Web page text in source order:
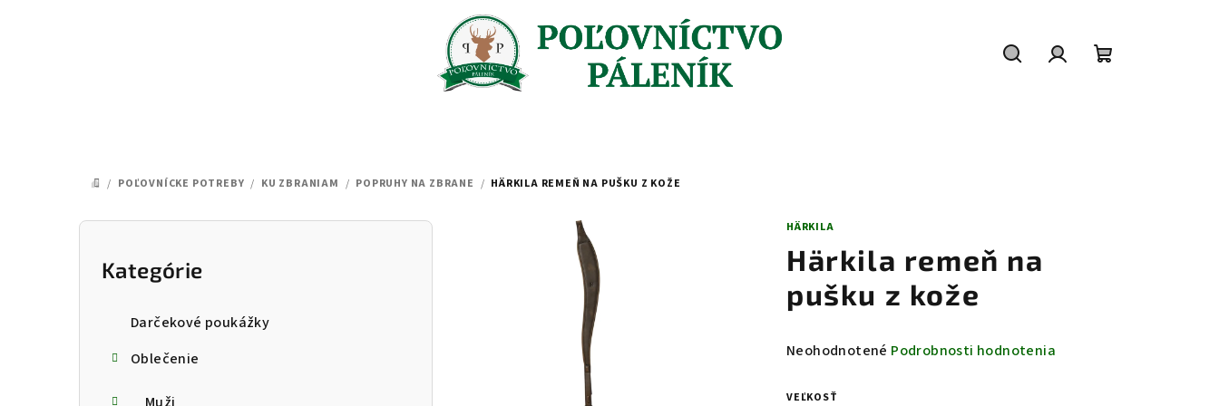
DOMOV
/ POĽOVNÍCKE POTREBY / KU ZBRANIAM / POPRUHY NA ZBRANE / HÄRKILA REMEŇ NA PUŠKU Z KOŽE
Preskočiť
kategórie
Kategórie
Darčekové poukážky
Oblečenie
HÄRKILA
Härkila remeň na
pušku z kože
Priemerné
produktu
Neohodnotené Podrobnosti hodnotenia
VEĽKOSŤ